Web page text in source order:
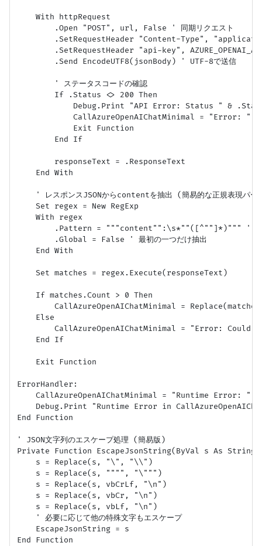
    With httpRequest
        .Open "POST", url, False ' 同期リクエスト
.SetRequestHeader "Content-Type",
.SetRequestHeader "api-key",
        .Send EncodeUTF8(jsonBody) ' UTF-8で送信
        ' ステータスコードの確認
        If .Status <> 200 Then
Debug.Print "API Error: Status " &
CallAzureOpenAIChatMinimal = "Error: "
            Exit Function
        End If
        responseText = .ResponseText
    End With
' レスポンスJSONからcontentを抽出 (簡易的な正規表現パー
    Set regex = New RegExp
    With regex
.Pattern = """content"":\s*""([^""]*)""" '
        .Global = False ' 最初の一つだけ抽出
    End With
    Set matches = regex.Execute(responseText)
    If matches.Count > 0 Then
CallAzureOpenAIChatMinimal =
    Else
CallAzureOpenAIChatMinimal = "Error: Could
    End If
    Exit Function
ErrorHandler:
CallAzureOpenAIChatMinimal = "Runtime Error: "
Debug.Print "Runtime Error in
End Function
' JSON文字列のエスケープ処理 (簡易版)
Private Function EscapeJsonString(ByVal s As
    s = Replace(s, "\", "\\")
    s = Replace(s, """", "\""")
    s = Replace(s, vbCrLf, "\n")
    s = Replace(s, vbCr, "\n")
    s = Replace(s, vbLf, "\n")
    ' 必要に応じて他の特殊文字もエスケープ
    EscapeJsonString = s
End Function